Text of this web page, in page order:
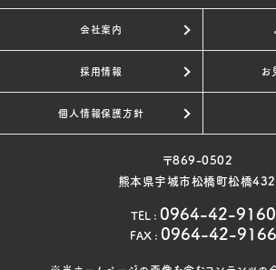
会社案内
採用情報 お
個人情報保護方針
〒869-0502
熊本県宇城市松橋町松橋
TEL : 0964-42-9160
FAX : 0964-42-9166